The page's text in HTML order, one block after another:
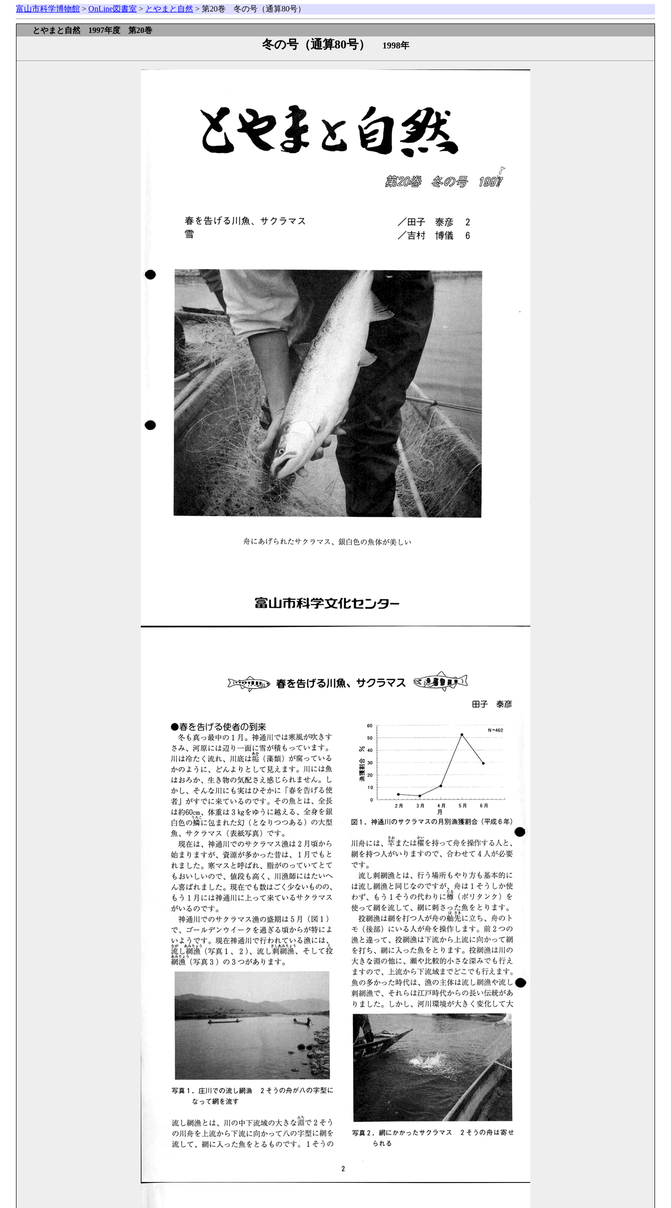
富山市科学博物館 > OnLine図書室 > とやまと自然 > 第20巻 冬の号（通算80号）
とやまと自然 1997年度 第20巻
冬の号（通算80号） 1998年